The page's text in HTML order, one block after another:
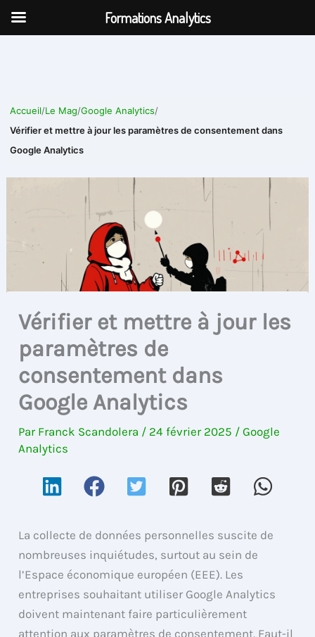
Aller
Accueil/Le Mag/Google Analytics/
Vérifier et mettre à jour les paramètres de consentement dans
Google Analytics
Vérifier et mettre à jour les
paramètres de
consentement dans
Google Analytics
Par Franck Scandolera / 24 février 2025 /Google
Analytics
La collecte de données personnelles suscite de
nombreuses inquiétudes, surtout au sein de
l’Espace économique européen (EEE). Les
entreprises souhaitant utiliser Google Analytics
doivent maintenant faire particulièrement
attention aux paramètres de consentement. Faut-il
Formations Analytics